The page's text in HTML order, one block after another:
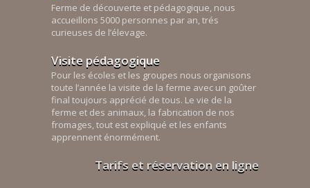
Ferme de découverte et pédagogique, nous
accueillons 5000 personnes par an, trés
curieuses de l’élevage.
Visite pédagogique
Pour les écoles et les groupes nous organisons
toute l’année la visite de la ferme avec un goûter
final toujours apprécié de tous. Le vie de la
ferme et des animaux, la fabrication de nos
fromages, tout est expliqué et les enfants
apprennent énormément.
Tarifs et réservation en ligne